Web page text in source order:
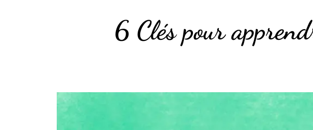
6 Clés pour